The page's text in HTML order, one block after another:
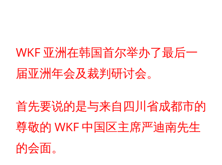
WKF 亚洲在韩国首尔举办了最后一
届亚洲年会及裁判研讨会。
首先要说的是与来自四川省成都市的
尊敬的 WKF 中国区主席严迪南先生
的会面。